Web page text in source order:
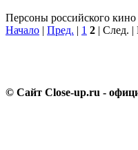
Персоны российского кино
Начало | Пред. | 1 2 | След. |
© Сайт Close-up.ru -